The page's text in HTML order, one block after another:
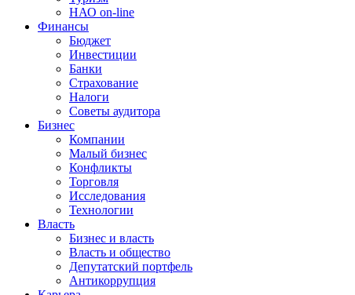
НАО on-line
Финансы
Бюджет
Инвестиции
Банки
Страхование
Налоги
Советы аудитора
Бизнес
Компании
Малый бизнес
Конфликты
Торговля
Исследования
Технологии
Власть
Бизнес и власть
Власть и общество
Депутатский портфель
Антикоррупция